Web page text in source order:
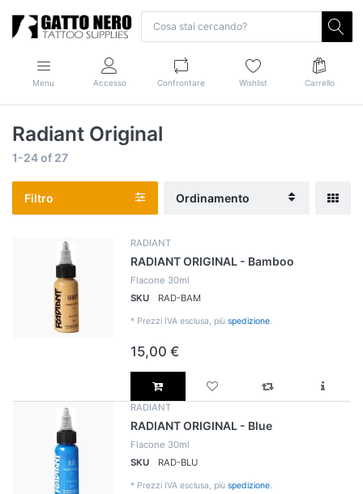
Menu Accesso Confrontare Wishlist Carrello
Radiant Original
1-24of 27
Filtro Ordinamento
RADIANT
RADIANT ORIGINAL - Bamboo
Flacone 30ml
SKU
RAD-BAM
* Prezzi IVA esclusa, più spedizione.
15,00 €
RADIANT
RADIANT ORIGINAL - Blue
Flacone 30ml
SKU
RAD-BLU
* Prezzi IVA esclusa, più spedizione.